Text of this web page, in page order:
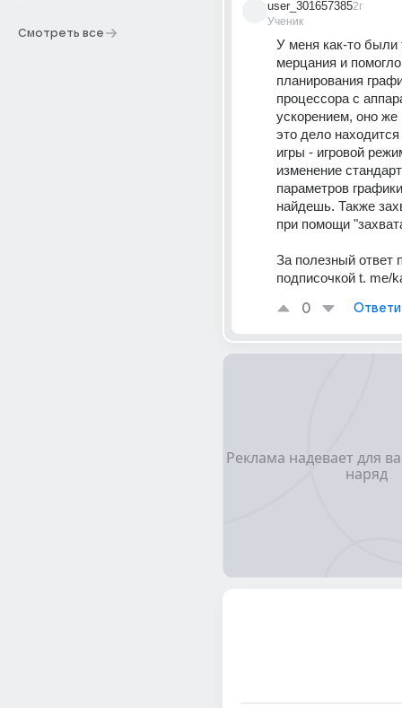
Смотреть все
user_301657385
Ученик
2г
У меня как-то были
мерцания и
планирования
процессора с
ускорением, оно
это дело
игры - игровой
изменение
параметров
найдешь. Также
при помощи
За полезный ответ
подписочкой t. me/
0